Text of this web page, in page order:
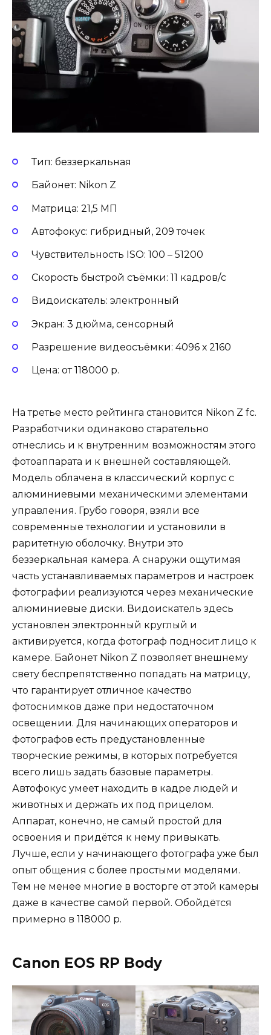
Тип: беззеркальная
Байонет: Nikon Z
Матрица: 21,5 МП
Автофокус: гибридный, 209 точек
Чувствительность ISO: 100 – 51200
Скорость быстрой съёмки: 11 кадров/с
Видоискатель: электронный
Экран: 3 дюйма, сенсорный
Разрешение видеосъёмки: 4096 х 2160
Цена: от 118000 р.
На третье место рейтинга становится Nikon Z fc.
Разработчики одинаково старательно
отнеслись и к внутренним возможностям этого
фотоаппарата и к внешней составляющей.
Модель облачена в классический корпус с
алюминиевыми механическими элементами
управления. Грубо говоря, взяли все
современные технологии и установили в
раритетную оболочку. Внутри это
беззеркальная камера. А снаружи ощутимая
часть устанавливаемых параметров и настроек
фотографии реализуются через механические
алюминиевые диски. Видоискатель здесь
установлен электронный круглый и
активируется, когда фотограф подносит лицо к
камере. Байонет Nikon Z позволяет внешнему
свету беспрепятственно попадать на матрицу,
что гарантирует отличное качество
фотоснимков даже при недостаточном
освещении. Для начинающих операторов и
фотографов есть предустановленные
творческие режимы, в которых потребуется
всего лишь задать базовые параметры.
Автофокус умеет находить в кадре людей и
животных и держать их под прицелом.
Аппарат, конечно, не самый простой для
освоения и придётся к нему привыкать.
Лучше, если у начинающего фотографа уже был
опыт общения с более простыми моделями.
Тем не менее многие в восторге от этой камеры
даже в качестве самой первой. Обойдётся
примерно в 118000 р.
Canon EOS RP Body